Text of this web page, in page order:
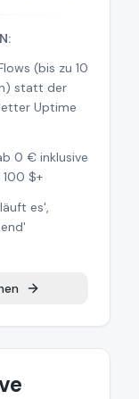
(bis zu 10
statt der
Uptime
0 € inklusive
$+
es',